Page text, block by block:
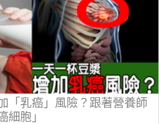
「乳癌」風險？跟著營養師
細胞」